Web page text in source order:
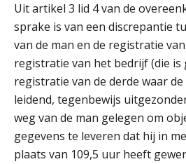
Uit artikel 3 lid 4 van de
sprake is van een discrepantie
van de man en de registratie
registratie van het bedrijf (die is
registratie van de derde waar
leidend, tegenbewijs
weg van de man gelegen om
gegevens te leveren dat hij in
plaats van 109,5 uur heeft